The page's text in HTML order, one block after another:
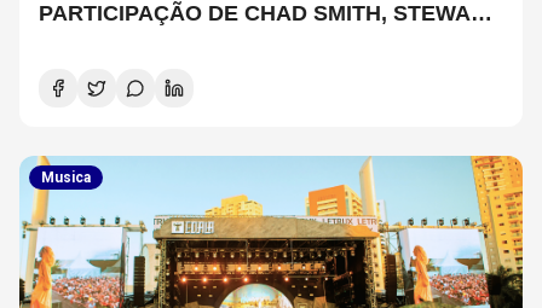
PARTICIPAÇÃO DE CHAD SMITH, STEWART
Musica